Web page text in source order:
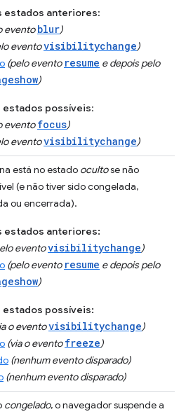
estados anteriores:
eventoblur)
eventovisibilitychange)
(pelo evento resume e depois pelo
)
estados possíveis:
eventofocus)
eventovisibilitychange)
está no estado ocultose não
(e não tiver sido congelada,
ou encerrada).
estados anteriores:
eventovisibilitychange)
(pelo evento resume e depois pelo
)
estados possíveis:
o eventovisibilitychange)
(via o eventofreeze)
(nenhum evento disparado)
(nenhum evento disparado)
congelado, o navegador suspende a